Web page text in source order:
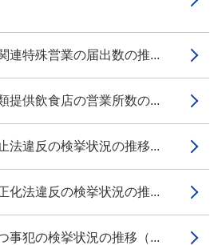
特殊営業の届出数の推...
供飲食店の営業所数の...
違反の検挙状況の推移...
法違反の検挙状況の推...
犯の検挙状況の推移（...